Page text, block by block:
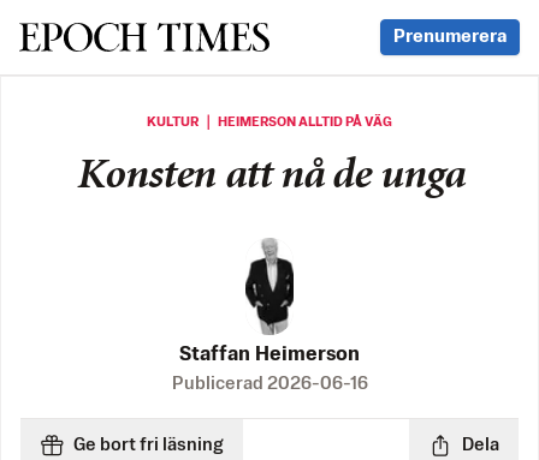
Svenska Epoch Times Prenumerera
KULTUR ｜ HEIMERSON ALLTID PÅ VÄG
Konsten att nå de unga
Staffan Heimerson
Publicerad 2026-06-16
Ge bort fri läsning Dela